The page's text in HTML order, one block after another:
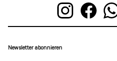
Newsletter abonnieren